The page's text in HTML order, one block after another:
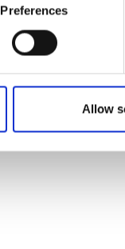
Preferences
Allow